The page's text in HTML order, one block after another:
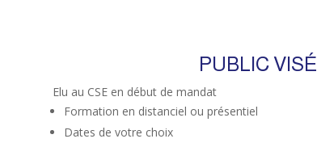
PUBLIC VISÉ
Elu au CSE en début de mandat
Formation en distanciel ou présentiel
Dates de votre choix